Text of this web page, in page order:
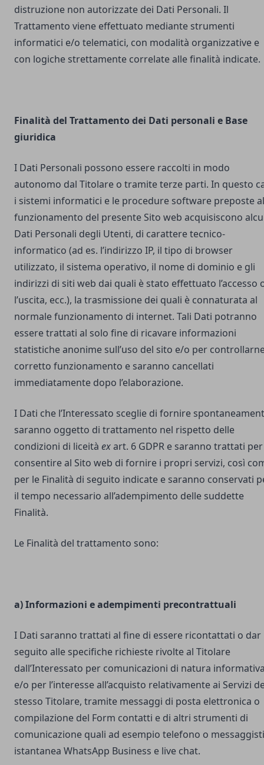
distruzione non autorizzate dei Dati Personali. Il
Trattamento viene effettuato mediante strumenti
informatici e/o telematici, con modalità organizzative e
con logiche strettamente correlate alle finalità indicate.
Finalità del Trattamento dei Dati personali e Base
giuridica
I Dati Personali possono essere raccolti in modo
autonomo dal Titolare o tramite terze parti. In questo
i sistemi informatici e le procedure software preposte al
funzionamento del presente Sito web acquisiscono
Dati Personali degli Utenti, di carattere tecnico-
informatico (ad es. l’indirizzo IP, il tipo di browser
utilizzato, il sistema operativo, il nome di dominio e gli
indirizzi di siti web dai quali è stato effettuato l’accesso
l’uscita, ecc.), la trasmissione dei quali è connaturata al
normale funzionamento di internet. Tali Dati potranno
essere trattati al solo fine di ricavare informazioni
statistiche anonime sull’uso del sito e/o per
corretto funzionamento e saranno cancellati
immediatamente dopo l’elaborazione.
I Dati che l’Interessato sceglie di fornire
saranno oggetto di trattamento nel rispetto delle
condizioni di liceità exart. 6 GDPR e saranno trattati per
consentire al Sito web di fornire i propri servizi, così
per le Finalità di seguito indicate e saranno conservati
il tempo necessario all’adempimento delle suddette
Finalità.
Le Finalità del trattamento sono:
a) Informazioni e adempimenti precontrattuali
I Dati saranno trattati al fine di essere ricontattati o dar
seguito alle specifiche richieste rivolte al Titolare
dall’Interessato per comunicazioni di natura
e/o per l’interesse all’acquisto relativamente ai Servizi
stesso Titolare, tramite messaggi di posta elettronica o
compilazione del Form contatti e di altri strumenti di
comunicazione quali ad esempio telefono o
istantanea WhatsApp Business e live chat.